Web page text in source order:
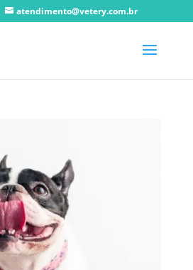
atendimento@vetery.com.br